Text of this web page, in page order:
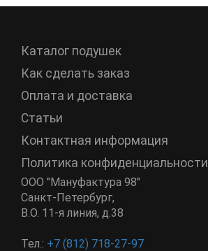
Каталог подушек
Как сделать заказ
Оплата и доставка
Статьи
Контактная информация
Политика конфиденциальности
ООО "Мануфактура 98"
Санкт-Петербург,
В.О. 11-я линия, д.38
Тел.: +7 (812) 718-27-97